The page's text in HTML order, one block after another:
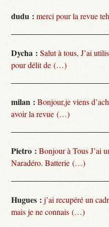
dudu : merci pour la revue
Dycha : Salut à tous, J’ai
pour délit de (…)
milan : Bonjour,je viens
avoir la revue (…)
Pietro : Bonjour à Tous J’ai
Naradéro. Batterie (…)
Hugues : j’ai recupéré un
mais je ne connais (…)